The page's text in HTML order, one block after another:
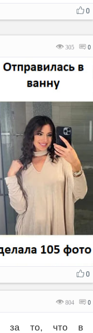
0
305 0
0
804 0
за то, что в